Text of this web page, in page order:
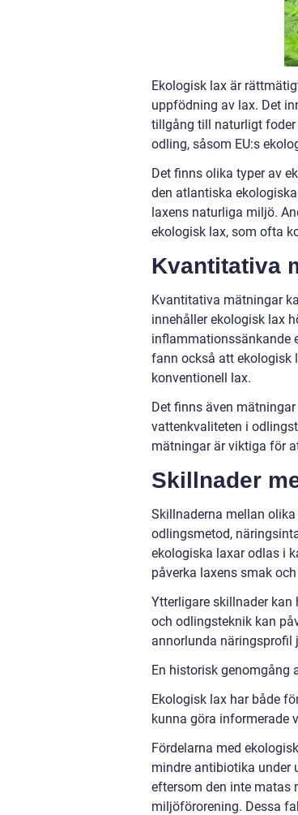
Ekologisk lax är
uppfödning av lax. Det
tillgång till naturligt
odling, såsom EU:s
Det finns olika typer av
den atlantiska
laxens naturliga miljö.
ekologisk lax, som ofta
Kvantitativa
Kvantitativa mätningar
innehåller ekologisk lax
inflammationssänkande
fann också att ekologisk
konventionell lax.
Det finns även
vattenkvaliteten i
mätningar är viktiga för
Skillnader
Skillnaderna mellan
odlingsmetod,
ekologiska laxar odlas i
påverka laxens smak
Ytterligare skillnader
och odlingsteknik kan
annorlunda näringsprofil
En historisk genomgång
Ekologisk lax har både
kunna göra informerade
Fördelarna med
mindre antibiotika under
eftersom den inte matas
miljöförorening. Dessa